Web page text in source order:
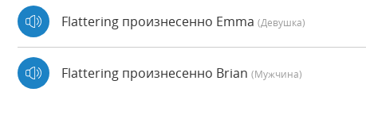
Flattering произнесенно Emma (девушка)
Flattering произнесенно Brian (мужчина)